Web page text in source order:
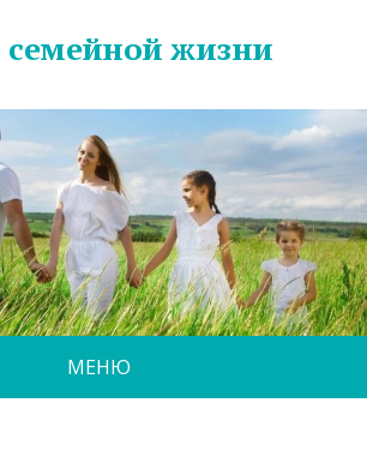
семейной жизни
МЕНЮ